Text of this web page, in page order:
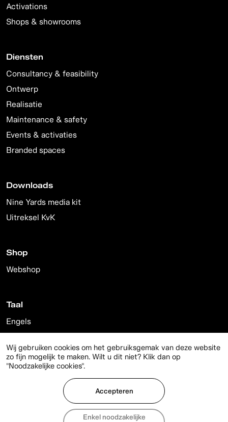
Activations
Shops & showrooms
Diensten
Consultancy & feasibility
Ontwerp
Realisatie
Maintenance & safety
Events & activaties
Branded spaces
Downloads
Nine Yards media kit
Uitreksel KvK
Shop
Webshop
Taal
Engels
Nederlands
Wij gebruiken cookies om het gebruiksgemak van deze website
zo fijn mogelijk te maken. Wilt u dit niet? Klik dan op
"Noodzakelijke cookies".
Accepteren
Enkel noodzakelijke